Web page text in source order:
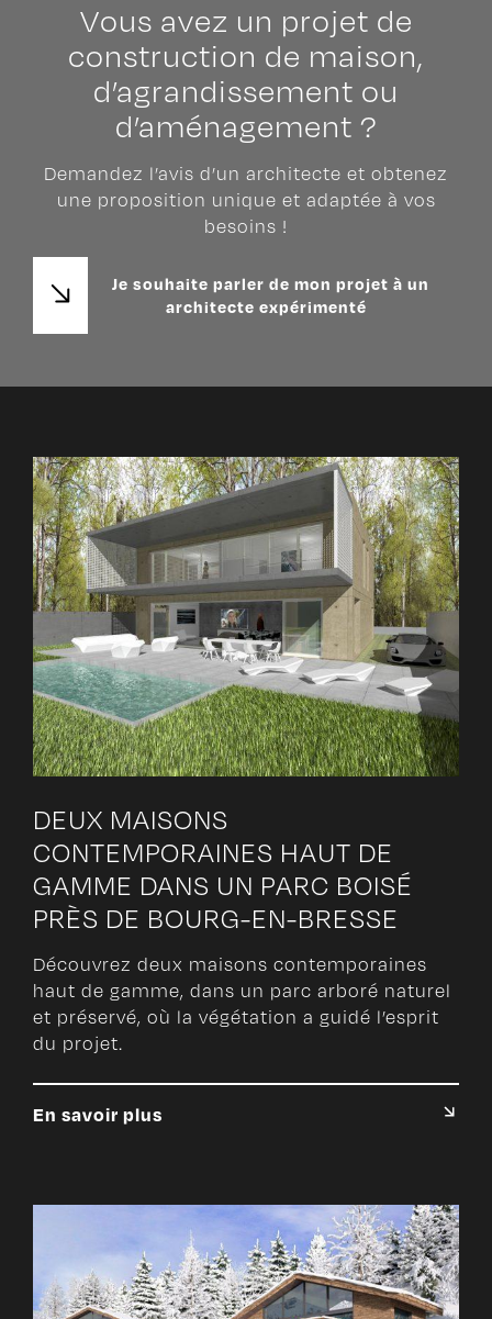
Vous avez un projet de
construction de maison,
d’agrandissement ou
d’aménagement ?
Demandez l’avis d’un architecte et obtenez
une proposition unique et adaptée à vos
besoins !
Je souhaite parler de mon projet à un
architecte expérimenté
DEUX MAISONS
CONTEMPORAINES HAUT DE
GAMME DANS UN PARC BOISÉ
PRÈS DE BOURG-EN-BRESSE
Découvrez deux maisons contemporaines
haut de gamme, dans un parc arboré naturel
et préservé, où la végétation a guidé l’esprit
du projet.
En savoir plus